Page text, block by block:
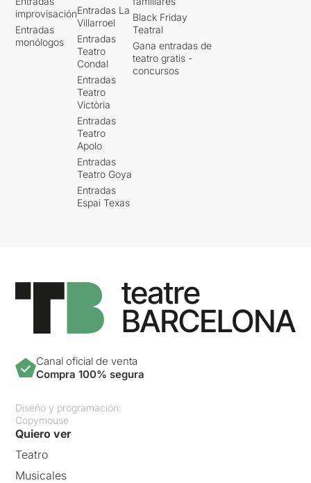
improvisación
Entradas
monólogos
Entradas La
Villarroel
Entradas
Teatro
Condal
Entradas
Teatro
Victòria
Entradas
Teatro
Apolo
Entradas
Teatro Goya
Entradas
Espai Texas
Black Friday
Teatral
Gana entradas de
teatro gratis -
concursos
Canal oficial de venta
Compra 100% segura
Diseño y programación:
Copymouse
Quiero ver
Teatro
Musicales